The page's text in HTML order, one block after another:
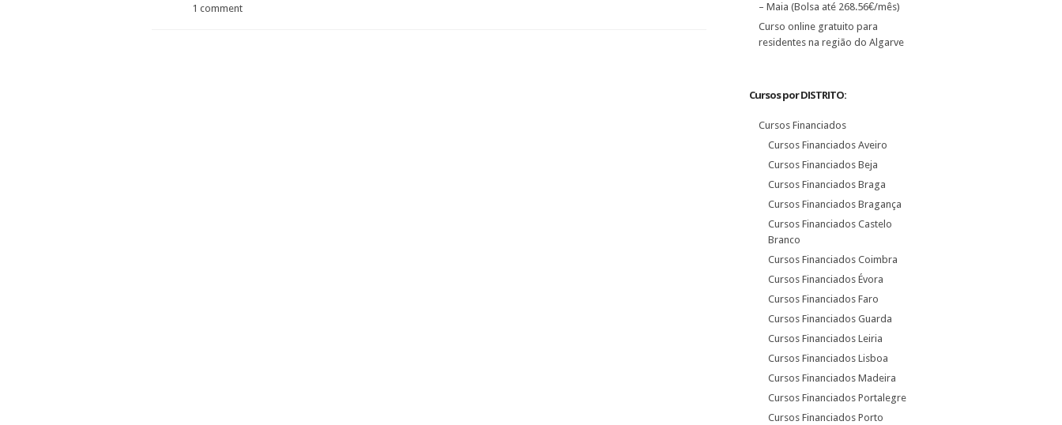
1 comment
– Maia (Bolsa até 268.56€/mês)
Curso online gratuito para
residentes na região do Algarve
Cursos por DISTRITO:
Cursos Financiados
Cursos Financiados Aveiro
Cursos Financiados Beja
Cursos Financiados Braga
Cursos Financiados Bragança
Cursos Financiados Castelo
Branco
Cursos Financiados Coimbra
Cursos Financiados Évora
Cursos Financiados Faro
Cursos Financiados Guarda
Cursos Financiados Leiria
Cursos Financiados Lisboa
Cursos Financiados Madeira
Cursos Financiados Portalegre
Cursos Financiados Porto